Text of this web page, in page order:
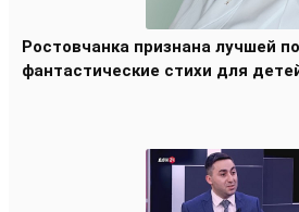
Ростовчанка признана лучшей
фантастические стихи для